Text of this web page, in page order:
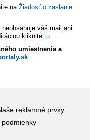
naŽiadosť o zaslanie
váš mail ani
kliknite tu.
umiestnenia a
reklamné prvky